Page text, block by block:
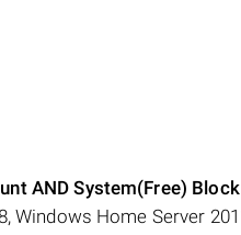
AND System(Free)
Windows Home Server